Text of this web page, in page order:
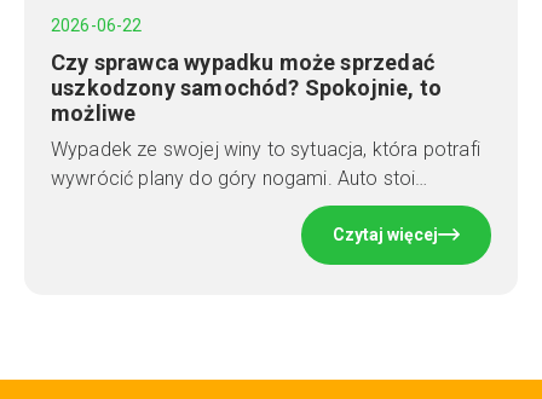
2026-06-22
Czy sprawca wypadku może sprzedać
uszkodzony samochód? Spokojnie, to
możliwe
Wypadek ze swojej winy to sytuacja, która potrafi
wywrócić plany do góry nogami. Auto stoi…
Czytaj więcej